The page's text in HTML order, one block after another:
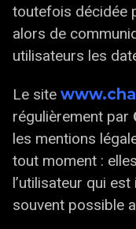
toutefois décidée
alors de
utilisateurs les
Le site
régulièrement par
les mentions
tout moment :
l’utilisateur qui
souvent possible